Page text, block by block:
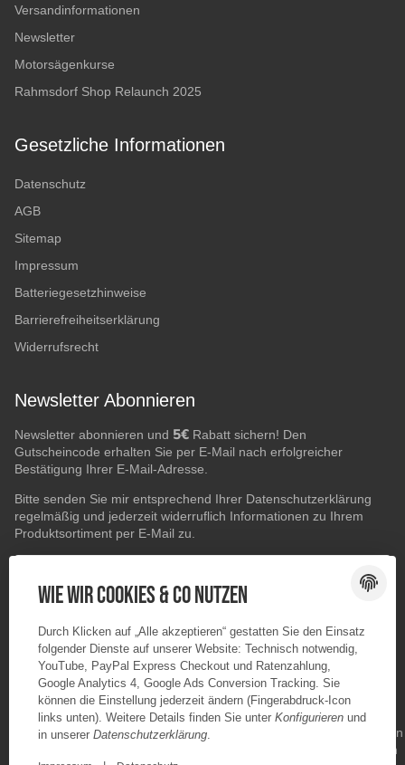
Versandinformationen
Newsletter
Motorsägenkurse
Rahmsdorf Shop Relaunch 2025
Gesetzliche Informationen
Datenschutz
AGB
Sitemap
Impressum
Batteriegesetzhinweise
Barrierefreiheitserklärung
Widerrufsrecht
Newsletter Abonnieren
Newsletter abonnieren und 5€ Rabatt sichern! Den
Gutscheincode erhalten Sie per E-Mail nach erfolgreicher
Bestätigung Ihrer E-Mail-Adresse.
Bitte senden Sie mir entsprechend Ihrer Datenschutzerklärung
regelmäßig und jederzeit widerruflich Informationen zu Ihrem
Produktsortiment per E-Mail zu.
ABONNIEREN
Wie wir Cookies & Co nutzen
Durch Klicken auf „Alle akzeptieren“ gestatten Sie den Einsatz
folgender Dienste auf unserer Website: Technisch notwendig,
YouTube, PayPal Express Checkout und Ratenzahlung,
Google Analytics 4, Google Ads Conversion Tracking. Sie
können die Einstellung jederzeit ändern (Fingerabdruck-Icon
links unten). Weitere Details finden Sie unter Konfigurieren und
in unserer Datenschutzerklärung.